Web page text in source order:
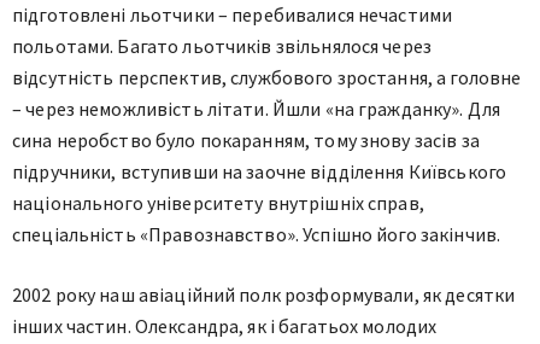
підготовлені льотчики – перебивалися нечастими
польотами. Багато льотчиків звільнялося через
відсутність перспектив, службового зростання, а головне
– через неможливість літати. Йшли «на гражданку». Для
сина неробство було покаранням, тому знову засів за
підручники, вступивши на заочне відділення Київського
національного університету внутрішніх справ,
спеціальність «Правознавство». Успішно його закінчив.
2002 року наш авіаційний полк розформували, як десятки
інших частин. Олександра, як і багатьох молодих